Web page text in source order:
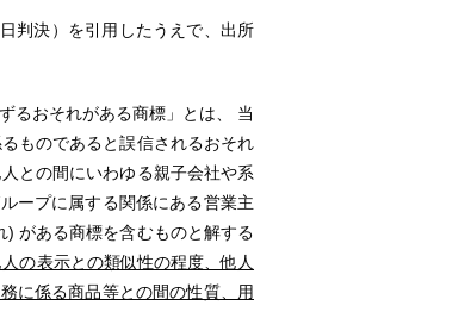
判決）を引用したうえで、出所
るおそれがある商標」とは、 当
ものであると誤信されるおそれ
との間にいわゆる親子会社や系
ープに属する関係にある営業主
がある商標を含むものと解する
の表示との類似性の程度、他人
に係る商品等との間の性質、用